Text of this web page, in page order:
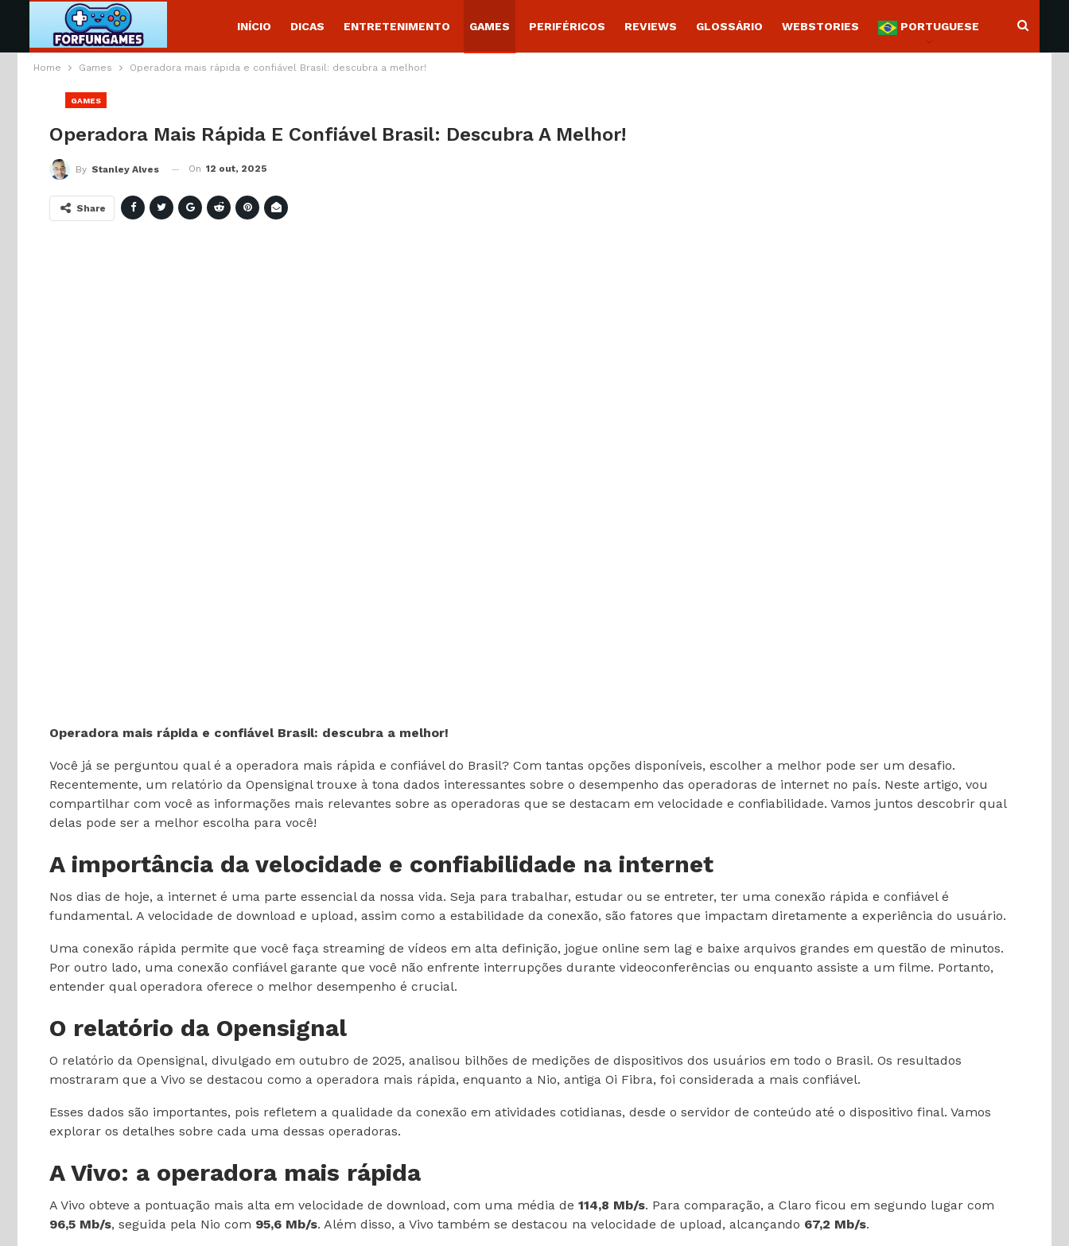
INÍCIO DICAS ENTRETENIMENTO GAMES PERIFÉRICOS REVIEWS GLOSSÁRIO WEBSTORIES PORTUGUESE
Home Games Operadora mais rápida e confiável Brasil: descubra a melhor!
GAMES
Operadora Mais Rápida E Confiável Brasil: Descubra A Melhor!
By Stanley Alves On 12 out, 2025
Share
Operadora mais rápida e confiável Brasil: descubra a melhor!
Você já se perguntou qual é a operadora mais rápida e confiável do Brasil? Com tantas opções disponíveis, escolher a melhor pode ser um desafio.
Recentemente, um relatório da Opensignal trouxe à tona dados interessantes sobre o desempenho das operadoras de internet no país. Neste artigo, vou
compartilhar com você as informações mais relevantes sobre as operadoras que se destacam em velocidade e confiabilidade. Vamos juntos descobrir qual
delas pode ser a melhor escolha para você!
A importância da velocidade e confiabilidade na internet
Nos dias de hoje, a internet é uma parte essencial da nossa vida. Seja para trabalhar, estudar ou se entreter, ter uma conexão rápida e confiável é
fundamental. A velocidade de download e upload, assim como a estabilidade da conexão, são fatores que impactam diretamente a experiência do usuário.
Uma conexão rápida permite que você faça streaming de vídeos em alta definição, jogue online sem lag e baixe arquivos grandes em questão de minutos.
Por outro lado, uma conexão confiável garante que você não enfrente interrupções durante videoconferências ou enquanto assiste a um filme. Portanto,
entender qual operadora oferece o melhor desempenho é crucial.
O relatório da Opensignal
O relatório da Opensignal, divulgado em outubro de 2025, analisou bilhões de medições de dispositivos dos usuários em todo o Brasil. Os resultados
mostraram que a Vivo se destacou como a operadora mais rápida, enquanto a Nio, antiga Oi Fibra, foi considerada a mais confiável.
Esses dados são importantes, pois refletem a qualidade da conexão em atividades cotidianas, desde o servidor de conteúdo até o dispositivo final. Vamos
explorar os detalhes sobre cada uma dessas operadoras.
A Vivo: a operadora mais rápida
A Vivo obteve a pontuação mais alta em velocidade de download, com uma média de 114,8 Mb/s. Para comparação, a Claro ficou em segundo lugar com
96,5 Mb/s, seguida pela Nio com 95,6 Mb/s. Além disso, a Vivo também se destacou na velocidade de upload, alcançando 67,2 Mb/s.